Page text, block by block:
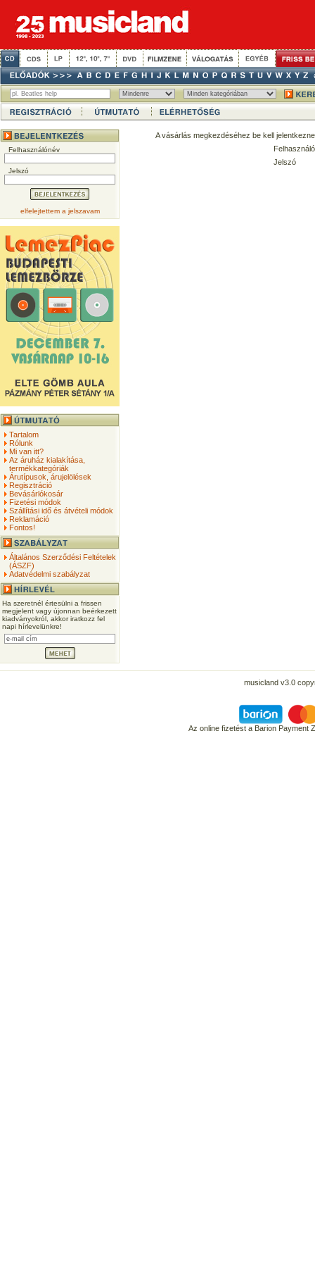
Felhasználónév
Jelszó
elfelejtettem a jelszavam
Tartalom
Rólunk
Mi van itt?
Az áruház kialakítása,
termékkategóriák
Árutípusok, árujelölések
Regisztráció
Bevásárlókosár
Fizetési módok
Szállítási idő és átvételi módok
Reklamáció
Fontos!
Általános Szerződési Feltételek
(ÁSZF)
Adatvédelmi szabályzat
Ha szeretnél értesülni a frissen
megjelent vagy újonnan beérkezett
kiadványokról, akkor iratkozz fel
napi hírlevelünkre!
A vásárlás megkezdéséhez be kell
Jelszó
musicland v3.0
Az online fizetést a Barion Payment